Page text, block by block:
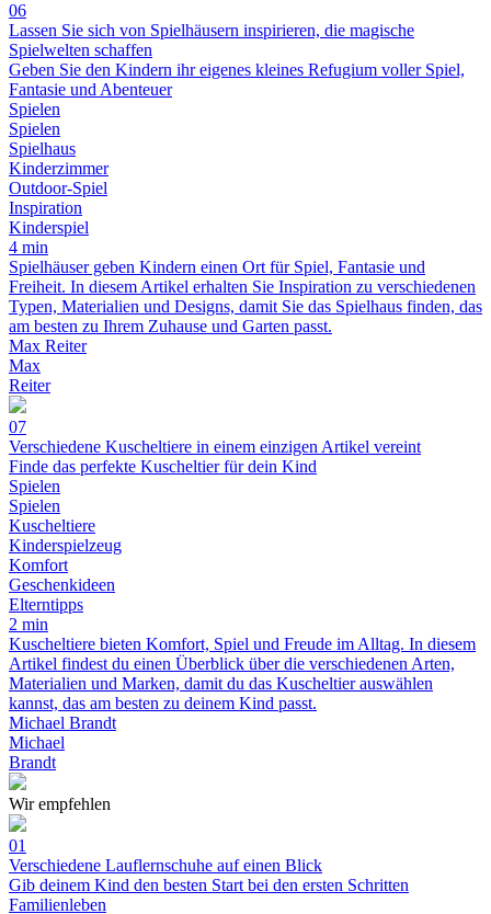
06
Lassen Sie sich von Spielhäusern inspirieren, die magische
Spielwelten schaffen
Geben Sie den Kindern ihr eigenes kleines Refugium voller Spiel,
Fantasie und Abenteuer
Spielen
Spielen
Spielhaus
Kinderzimmer
Outdoor-Spiel
Inspiration
Kinderspiel
4 min
Spielhäuser geben Kindern einen Ort für Spiel, Fantasie und
Freiheit. In diesem Artikel erhalten Sie Inspiration zu verschiedenen
Typen, Materialien und Designs, damit Sie das Spielhaus finden, das
am besten zu Ihrem Zuhause und Garten passt.
Max Reiter
Max
Reiter
07
Verschiedene Kuscheltiere in einem einzigen Artikel vereint
Finde das perfekte Kuscheltier für dein Kind
Spielen
Spielen
Kuscheltiere
Kinderspielzeug
Komfort
Geschenkideen
Elterntipps
2 min
Kuscheltiere bieten Komfort, Spiel und Freude im Alltag. In diesem
Artikel findest du einen Überblick über die verschiedenen Arten,
Materialien und Marken, damit du das Kuscheltier auswählen
kannst, das am besten zu deinem Kind passt.
Michael Brandt
Michael
Brandt
Wir empfehlen
01
Verschiedene Lauflernschuhe auf einen Blick
Gib deinem Kind den besten Start bei den ersten Schritten
Familienleben